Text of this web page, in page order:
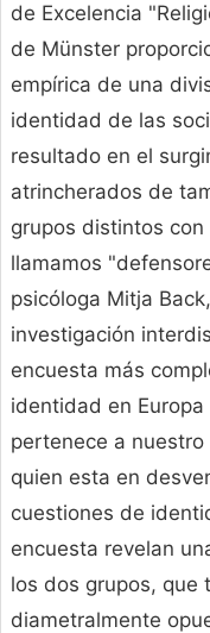
de Excelencia
de Münster
empírica de una
identidad de las
resultado en el
atrincherados de
grupos distintos
llamamos
psicóloga Mitja
investigación
encuesta más
identidad en
pertenece a
quien esta en
cuestiones de
encuesta revelan
los dos grupos, que
diametralmente